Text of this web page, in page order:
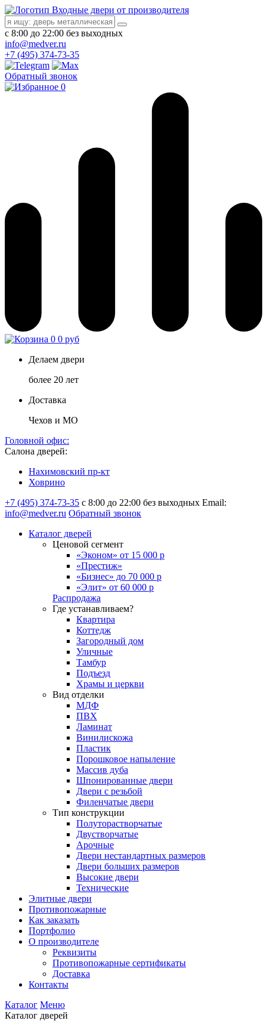
Входные двери от производителя
с 8:00 до 22:00 без выходных
info@medver.ru
+7 (495) 374-73-35
Обратный звонок
0
0 0 руб
Делаем двери
более 20 лет
Доставка
Чехов и МО
Головной офис:
Салона дверей:
Нахимовский пр-кт
Ховрино
+7 (495) 374-73-35 с 8:00 до 22:00 без выходных Email:
info@medver.ru Обратный звонок
Каталог дверей
Ценовой сегмент
«Эконом» от 15 000 р
«Престиж»
«Бизнес» до 70 000 р
«Элит» от 60 000 р
Распродажа
Где устанавливаем?
Квартира
Коттедж
Загородный дом
Уличные
Тамбур
Подъезд
Храмы и церкви
Вид отделки
МДФ
ПВХ
Ламинат
Винилискожа
Пластик
Порошковое напыление
Массив дуба
Шпонированные двери
Двери с резьбой
Филенчатые двери
Тип конструкции
Полуторастворчатые
Двустворчатые
Арочные
Двери нестандартных размеров
Двери больших размеров
Высокие двери
Технические
Элитные двери
Противопожарные
Как заказать
Портфолио
О производителе
Реквизиты
Противопожарные сертификаты
Доставка
Контакты
Каталог Меню
Каталог дверей